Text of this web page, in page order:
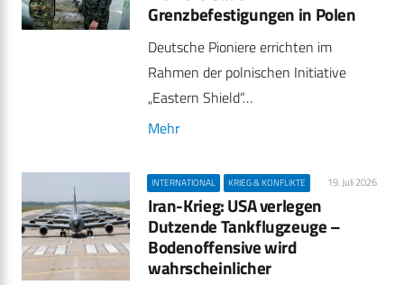
Grenzbefestigungen in Polen
Deutsche Pioniere errichten im
Rahmen der polnischen Initiative
„Eastern Shield“…
Mehr
INTERNATIONAL KRIEG & KONFLIKTE 19. Juli 2026
Iran-Krieg: USA verlegen
Dutzende Tankflugzeuge –
Bodenoffensive wird
wahrscheinlicher